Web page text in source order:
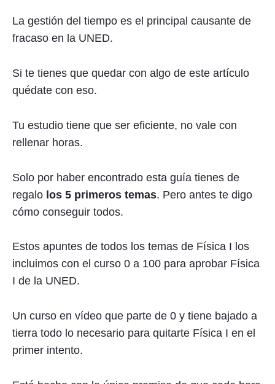
La gestión del tiempo es el principal causante de
fracaso en la UNED.
Si te tienes que quedar con algo de este artículo
quédate con eso.
Tu estudio tiene que ser eficiente, no vale con
rellenar horas.
Solo por haber encontrado esta guía tienes de
regalo los 5 primeros temas. Pero antes te digo
cómo conseguir todos.
Estos apuntes de todos los temas de Física I los
incluimos con el curso 0 a 100 para aprobar Física
I de la UNED.
Un curso en vídeo que parte de 0 y tiene bajado a
tierra todo lo necesario para quitarte Física I en el
primer intento.